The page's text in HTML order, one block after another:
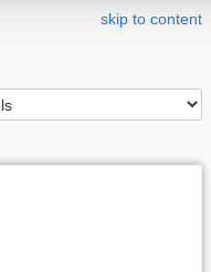
skip to content